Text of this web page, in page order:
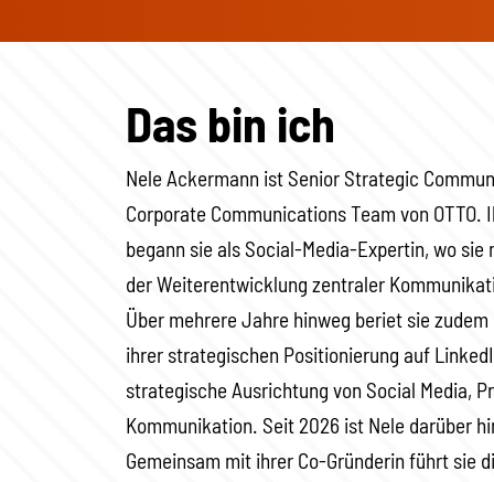
Das bin ich
Nele Ackermann ist Senior Strategic
Corporate Communications Team von
begann sie als Social-Media-Expertin, wo
der Weiterentwicklung zentraler
Über mehrere Jahre hinweg beriet sie zudem
ihrer strategischen Positionierung auf
strategische Ausrichtung von Social Media,
Kommunikation. Seit 2026 ist Nele darüber
Gemeinsam mit ihrer Co-Gründerin führt sie